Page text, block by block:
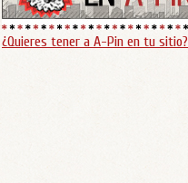
¿Quieres tener a A-Pin en tu sitio?